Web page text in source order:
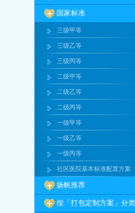
国家标准
三级甲等
三级乙等
三级丙等
二级甲等
二级乙等
二级丙等
一级甲等
一级乙等
一级丙等
社区医院基本标准配置方案
扬帆推荐
按「打包定制方案」分类